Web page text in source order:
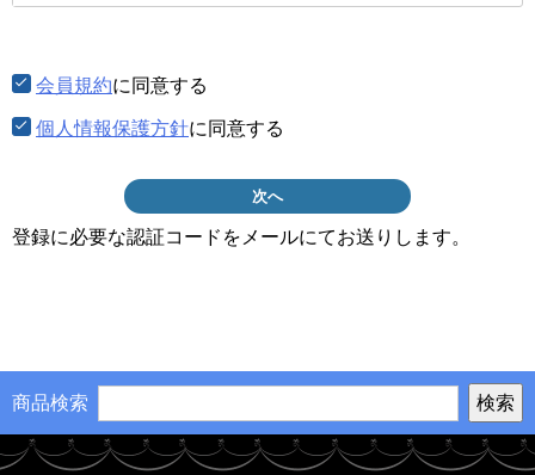
須)
会員規約に同意する
個人情報保護方針に同意する
次へ
登録に必要な認証コードをメールにてお送りします。
商品検索